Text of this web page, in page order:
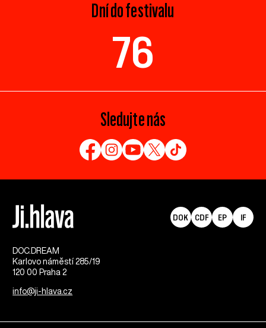
Dní do festivalu
76
Sledujte nás
DOC.DREAM​
Karlovo náměstí 285/19
120 00 Praha 2
info@ji-hlava.cz
DOK CDF EP IF